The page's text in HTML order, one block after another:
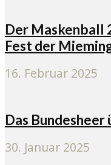
Der Maskenball
Fest der
16. Februar 2025
Das
30. Januar 2025